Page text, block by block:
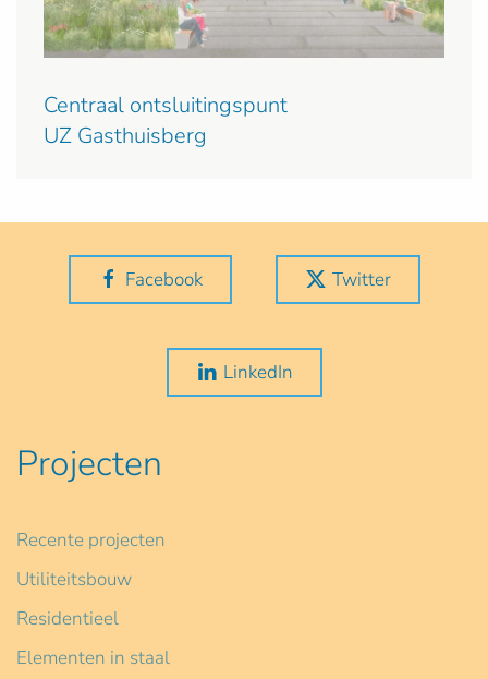
Centraal ontsluitingspunt
UZ Gasthuisberg
Facebook Twitter
LinkedIn
Projecten
Recente projecten
Utiliteitsbouw
Residentieel
Elementen in staal